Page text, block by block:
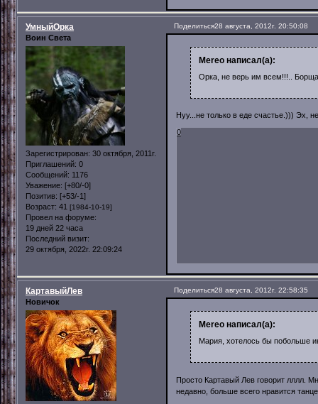
Поделиться28 августа, 2012г. 20:50:08
УмныйОрка
Воин Света
Зарегистрирован: 30 октября, 2011г.
Приглашений: 0
Сообщений: 1176
Уважение: [+80/-0]
Позитив: [+53/-1]
Возраст: 41 [1984-10-19]
Провел на форуме:
19 дней 22 часа
Последний визит:
29 октября, 2022г. 22:09:24
Mereo написал(а):
Орка, не верь им всем!!!..
Нуу...не только в еде счастье.))) Эх,
0
Поделиться28 августа, 2012г. 22:58:35
КартавыйЛев
Новичок
Mereo написал(а):
Мария, хотелось бы побольше
Просто Картавый Лев говорит лллл.
недавно, больше всего нравится